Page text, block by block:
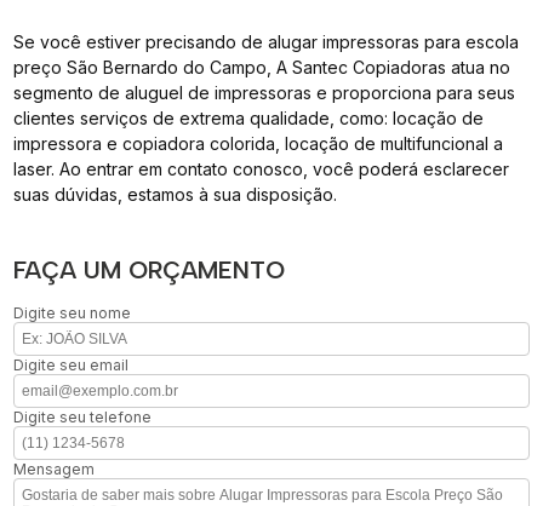
Se você estiver precisando de alugar impressoras para escola
preço São Bernardo do Campo, A Santec Copiadoras atua no
segmento de aluguel de impressoras e proporciona para seus
clientes serviços de extrema qualidade, como: locação de
impressora e copiadora colorida, locação de multifuncional a
laser. Ao entrar em contato conosco, você poderá esclarecer
suas dúvidas, estamos à sua disposição.
FAÇA UM ORÇAMENTO
Digite seu nome
Digite seu email
Digite seu telefone
Mensagem